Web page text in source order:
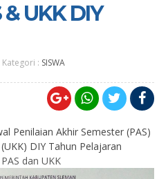
UKK DIY
Kategori : SISWA
Penilaian Akhir Semester (PAS)
DIY Tahun Pelajaran
dan UKK